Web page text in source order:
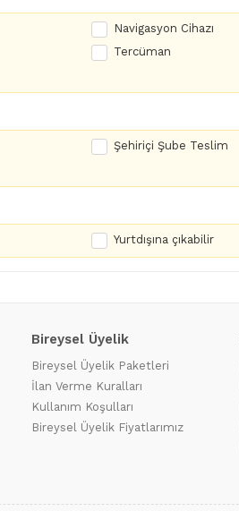
Navigasyon Cihazı
Tercüman
Şehiriçi Şube Teslim
Yurtdışına çıkabilir
Bireysel Üyelik
Bireysel Üyelik Paketleri
İlan Verme Kuralları
Kullanım Koşulları
Bireysel Üyelik Fiyatlarımız